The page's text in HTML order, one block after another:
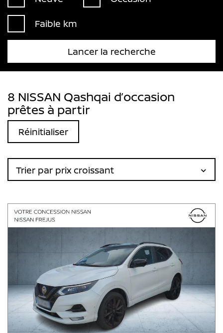
Faible km
Lancer la recherche
8 NISSAN Qashqai d’occasion
prêtes à partir
Réinitialiser
Trier par prix croissant